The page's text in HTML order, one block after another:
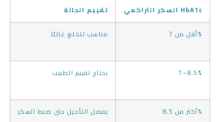
تقييم الحالة السكر التراكمي HbA1c
مناسب للخلع غالبًا أقل من 7%
يحتاج تقييم الطبيب 7–8.5%
يفضل التأجيل حتى ضبط السكر أكثر من 8.5%